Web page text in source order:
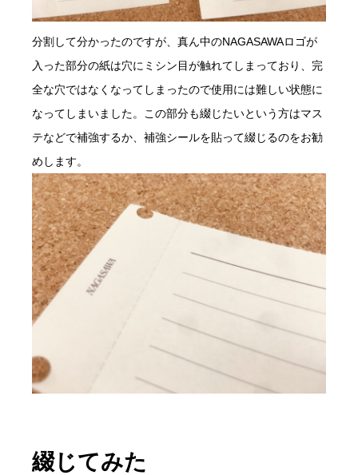
分割して分かったのですが、真ん中のNAGASAWAロゴが
入った部分の紙は穴にミシン目が触れてしまっており、完
全な穴ではなくなってしまったので使用には難しい状態に
なってしまいました。この部分も綴じたいという方はマス
テなどで補強するか、補強シールを貼って綴じるのをお勧
めします。
綴じてみた